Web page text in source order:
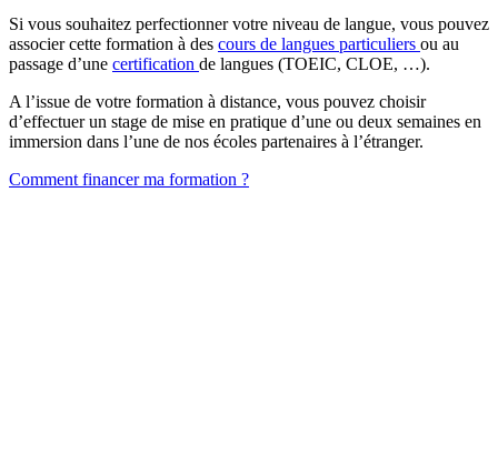
Si vous souhaitez perfectionner votre niveau de langue, vous pouvez
associer cette formation à des cours de langues particuliers ou au
passage d’une certification de langues (TOEIC, CLOE, …).
A l’issue de votre formation à distance, vous pouvez choisir
d’effectuer un stage de mise en pratique d’une ou deux semaines en
immersion dans l’une de nos écoles partenaires à l’étranger.
Comment financer ma formation ?